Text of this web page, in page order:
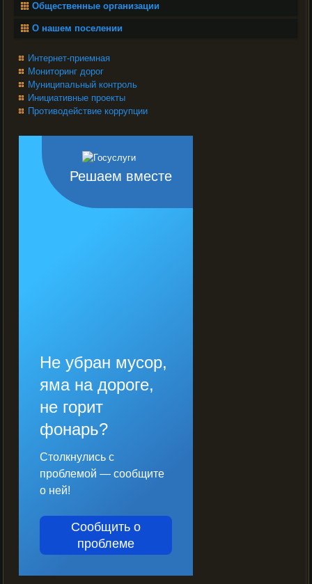
Общественные организации
О нашем поселении
Интернет-приемная
Мониторинг дорог
Муниципальный контроль
Инициативные проекты
Противодействие коррупции
Решаем вместе
Не убран мусор,
яма на дороге,
не горит
фонарь?
Столкнулись с
проблемой — сообщите
о ней!
Сообщить о
проблеме